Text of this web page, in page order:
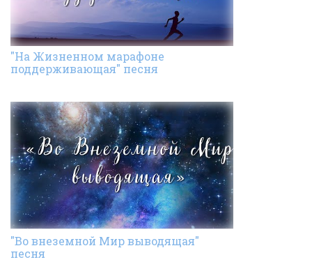
"На Жизненном марафоне
поддерживающая" песня
"Во внеземной Мир выводящая"
песня